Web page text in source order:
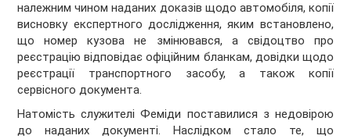
належним чином наданих доказів щодо автомобіля, копії
висновку експертного дослідження, яким встановлено,
що номер кузова не змінювався, а свідоцтво про
реєстрацію відповідає офіційним бланкам, довідки щодо
реєстрації транспортного засобу, а також копії
сервісного документа.
Натомість служителі Феміди поставилися з недовірою
до наданих документі. Наслідком стало те, що